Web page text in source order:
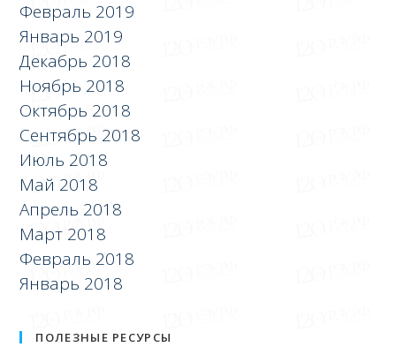
Февраль 2019
Январь 2019
Декабрь 2018
Ноябрь 2018
Октябрь 2018
Сентябрь 2018
Июль 2018
Май 2018
Апрель 2018
Март 2018
Февраль 2018
Январь 2018
ПОЛЕЗНЫЕ РЕСУРСЫ